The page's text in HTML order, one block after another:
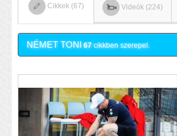
Cikkek (67) Videók (224)
NÉMET TONI 67cikkben szerepel.